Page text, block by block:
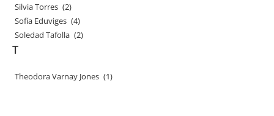
Silvia Torres (2)
Sofía Eduviges (4)
Soledad Tafolla (2)
T
Theodora Varnay Jones (1)